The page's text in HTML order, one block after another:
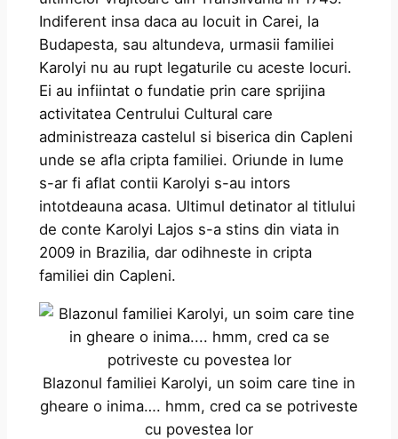
Indiferent insa daca au locuit in Carei, la
Budapesta, sau altundeva, urmasii familiei
Karolyi nu au rupt legaturile cu aceste locuri.
Ei au infiintat o fundatie prin care sprijina
activitatea Centrului Cultural care
administreaza castelul si biserica din Capleni
unde se afla cripta familiei. Oriunde in lume
s-ar fi aflat contii Karolyi s-au intors
intotdeauna acasa. Ultimul detinator al titlului
de conte Karolyi Lajos s-a stins din viata in
2009 in Brazilia, dar odihneste in cripta
familiei din Capleni.
Blazonul familiei Karolyi, un soim care tine in
gheare o inima…. hmm, cred ca se potriveste
cu povestea lor